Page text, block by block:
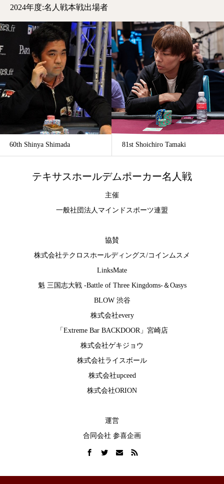
2024年度:名人戦本戦出場者
60th Shinya Shimada 81st Shoichiro Tamaki
テキサスホールデムポーカー名人戦
主催
一般社団法人マインドスポーツ連盟
協賛
株式会社テクロスホールディングス/コインムスメ
LinksMate
魁 三国志大戦 -Battle of Three Kingdoms-＆Oasys
BLOW 渋谷
株式会社every
「Extreme Bar BACKDOOR」宮崎店
株式会社ゲキジョウ
株式会社ライスボール
株式会社upceed
株式会社ORION
運営
合同会社 参喜企画